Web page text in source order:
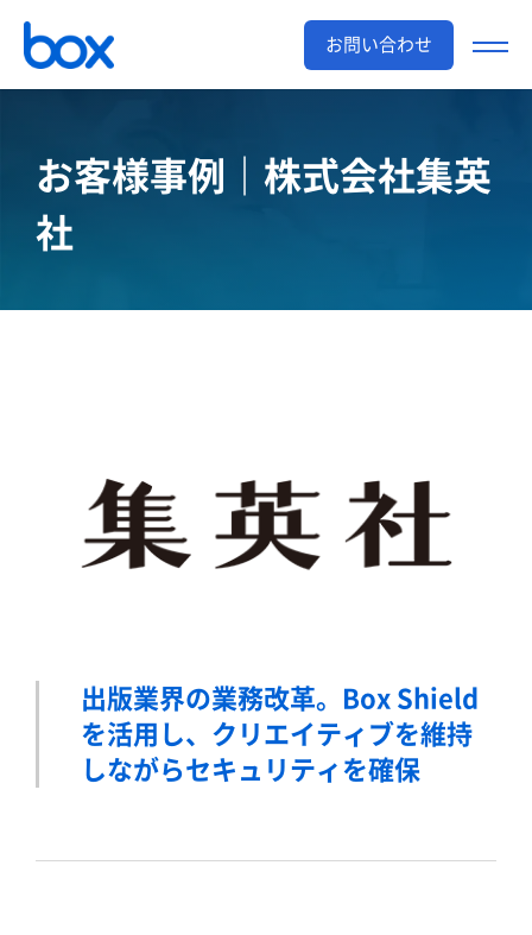
お問い合わせ
お客様事例｜株式会社集英
社
出版業界の業務改革。Box Shield
を活用し、 クリエイティブを維持
しながらセキュリティを確保